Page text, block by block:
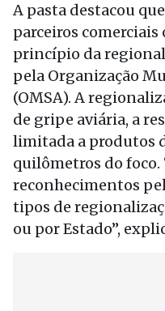
A pasta destacou
parceiros
princípio da
pela Organização
(OMSA). A
de gripe aviária, a
limitada a produtos
quilômetros do foco.
reconhecimentos
tipos de
ou por Estado”,